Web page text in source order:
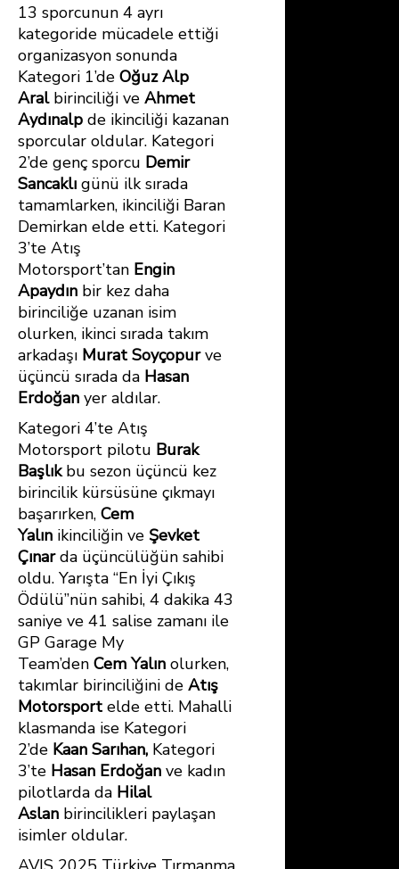
13 sporcunun 4 ayrı
kategoride mücadele ettiği
organizasyon sonunda
Kategori 1’de Oğuz Alp
Aralbirinciliği ve Ahmet
Aydınalp de ikinciliği kazanan
sporcular oldular. Kategori
2’de genç sporcu Demir
Sancaklı günü ilk sırada
tamamlarken, ikinciliği Baran
Demirkan elde etti. Kategori
3’te Atış
Motorsport’tan Engin
Apaydın bir kez daha
birinciliğe uzanan isim
olurken, ikinci sırada takım
arkadaşı Murat Soyçopurve
üçüncü sırada da Hasan
Erdoğan yer aldılar.
Kategori 4’te Atış
Motorsport pilotu Burak
Başlıkbu sezon üçüncü kez
birincilik kürsüsüne çıkmayı
başarırken, Cem
Yalın ikinciliğin ve Şevket
Çınarda üçüncülüğün sahibi
oldu. Yarışta “En İyi Çıkış
Ödülü”nün sahibi, 4 dakika 43
saniye ve 41 salise zamanı ile
GP Garage My
Team’den Cem Yalın olurken,
takımlar birinciliğini de Atış
Motorsport elde etti. Mahalli
klasmanda ise Kategori
2’de Kaan Sarıhan, Kategori
3’te Hasan Erdoğan ve kadın
pilotlarda da Hilal
Aslan birincilikleri paylaşan
isimler oldular.